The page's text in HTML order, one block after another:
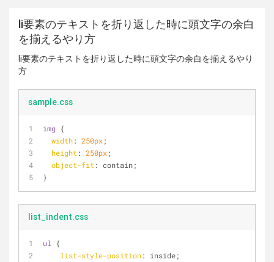
li要素のテキストを折り返した時に頭文字の余白
を揃えるやり方
li要素のテキストを折り返した時に頭文字の余白を揃えるやり
方
sample.css
img {
width: 250px;
height : 250px;
object-fit : contain;
}
list_indent.css
ul
{
list-style-position: inside;